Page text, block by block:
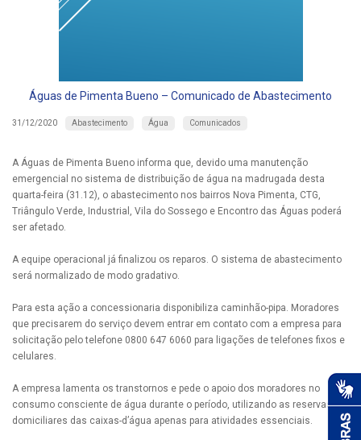
Águas de Pimenta Bueno – Comunicado de Abastecimento
31/12/2020 Abastecimento Água Comunicados
A Águas de Pimenta Bueno informa que, devido uma manutenção
emergencial no sistema de distribuição de água na madrugada desta
quarta-feira (31.12), o abastecimento nos bairros Nova Pimenta, CTG,
Triângulo Verde, Industrial, Vila do Sossego e Encontro das Águas poderá
ser afetado.
A equipe operacional já finalizou os reparos. O sistema de abastecimento
será normalizado de modo gradativo.
Para esta ação a concessionaria disponibiliza caminhão-pipa. Moradores
que precisarem do serviço devem entrar em contato com a empresa para
solicitação pelo telefone 0800 647 6060 para ligações de telefones fixos e
celulares.
A empresa lamenta os transtornos e pede o apoio dos moradores no
consumo consciente de água durante o período, utilizando as reservas
domiciliares das caixas-d’água apenas para atividades essenciais.